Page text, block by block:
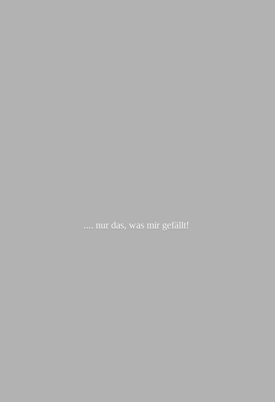
.... nur das, was mir gefällt!